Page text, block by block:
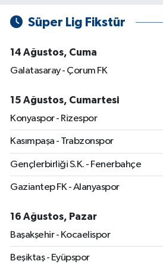
Süper Lig Fikstür
14 Ağustos, Cuma
Galatasaray - Çorum FK
15 Ağustos, Cumartesi
Konyaspor - Rizespor
Kasımpaşa - Trabzonspor
Gençlerbirliği S.K. - Fenerbahçe
Gaziantep FK - Alanyaspor
16 Ağustos, Pazar
Başakşehir - Kocaelispor
Beşiktaş - Eyüpspor